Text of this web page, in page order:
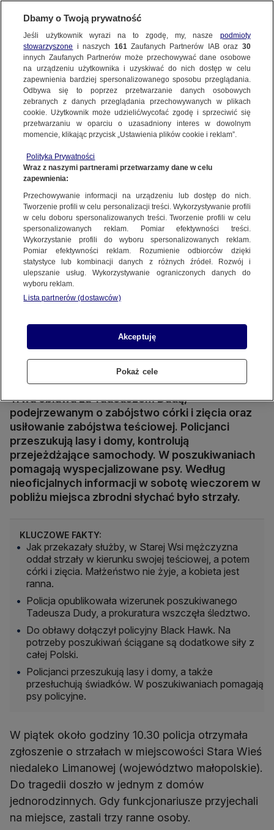
KRAKÓW
Noc nie przyniosła przełomu. Trwa obława
za podejrzanym o zabójstwo. Nieoficjalnie:
słychać było strzały
27.06.2025, 11:32Aktualizacja:28.06.2025, 05:32
Posłuchaj artykułu
Czyta lektor AI
Tragedia w Starej Wsi. Bez przełomu w poszukiwaniach 57-latka.
Źródło zdj. gł.: KR24.PL
Trwa obława za Tadeuszem Dudą,
podejrzewanym o zabójstwo córki i zięcia oraz
usiłowanie zabójstwa teściowej. Policjanci
przeszukują lasy i domy, kontrolują
przejeżdżające samochody. W poszukiwaniach
pomagają wyspecjalizowane psy. Według
nieoficjalnych informacji w sobotę wieczorem w
pobliżu miejsca zbrodni słychać było strzały.
KLUCZOWE FAKTY:
Jak przekazały służby, w Starej Wsi mężczyzna
oddał strzały w kierunku swojej teściowej, a potem
córki i zięcia. Małżeństwo nie żyje, a kobieta jest
ranna.
Policja opublikowała wizerunek poszukiwanego
Tadeusza Dudy, a prokuratura wszczęła śledztwo.
Do obławy dołączył policyjny Black Hawk. Na
potrzeby poszukiwań ściągane są dodatkowe siły z
całej Polski.
Policjanci przeszukują lasy i domy, a także
przesłuchują świadków. W poszukiwaniach pomagają
psy policyjne.
W piątek około godziny 10.30 policja otrzymała
zgłoszenie o strzałach w miejscowości Stara Wieś
niedaleko Limanowej (województwo małopolskie).
Do tragedii doszło w jednym z domów
jednorodzinnych. Gdy funkcjonariusze przyjechali
na miejsce, zastali trzy ranne osoby.
Dbamy o Twoją prywatność
Jeśli użytkownik wyrazi na to zgodę, my, nasze podmioty
stowarzyszone i naszych 161Zaufanych Partnerów IAB oraz 30
innych Zaufanych Partnerów może przechowywać dane osobowe
na urządzeniu użytkownika i uzyskiwać do nich dostęp w celu
zapewnienia bardziej spersonalizowanego sposobu przeglądania.
Odbywa się to poprzez przetwarzanie danych osobowych
zebranych z danych przeglądania przechowywanych w plikach
cookie. Użytkownik może udzielić/wycofać zgodę i sprzeciwić się
przetwarzaniu w oparciu o uzasadniony interes w dowolnym
momencie, klikając przycisk „Ustawienia plików cookie i reklam”.
Polityka Prywatności
Wraz z naszymi partnerami przetwarzamy dane w celu
zapewnienia:
Przechowywanie informacji na urządzeniu lub dostęp do nich.
Tworzenie profili w celu personalizacji treści. Wykorzystywanie profili
w celu doboru spersonalizowanych treści. Tworzenie profili w celu
spersonalizowanych reklam. Pomiar efektywności treści.
Wykorzystanie profili do wyboru spersonalizowanych reklam.
Pomiar efektywności reklam. Rozumienie odbiorców dzięki
statystyce lub kombinacji danych z różnych źródeł. Rozwój i
ulepszanie usług. Wykorzystywanie ograniczonych danych do
wyboru reklam.
Lista partnerów (dostawców)
Akceptuję
Pokaż cele